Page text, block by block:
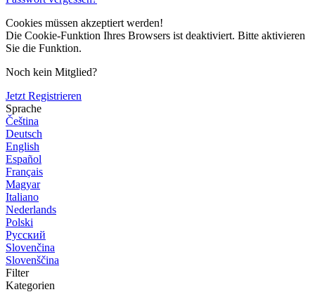
Cookies müssen akzeptiert werden!
Die Cookie-Funktion Ihres Browsers ist deaktiviert. Bitte aktivieren
Sie die Funktion.
Noch kein Mitglied?
Jetzt Registrieren
Sprache
Čeština
Deutsch
English
Español
Français
Magyar
Italiano
Nederlands
Polski
Русский
Slovenčina
Slovenščina
Filter
Kategorien